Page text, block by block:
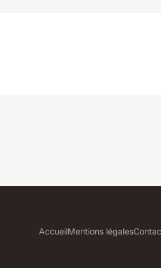
AccueilMentions légales